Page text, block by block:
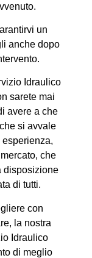
un
anche dopo
Idraulico
sarete mai
avere a che
si avvale
che
disposizione
di tutti.
con
la nostra
Idraulico
di meglio